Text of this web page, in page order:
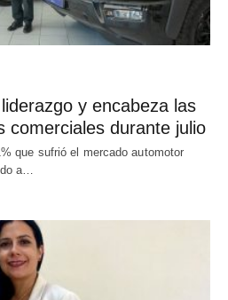
y encabeza las
comerciales durante julio
que sufrió el mercado automotor
a…